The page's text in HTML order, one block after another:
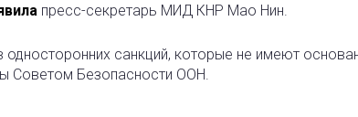
пресс-секретарь МИД КНР Мао Нин.
санкций, которые не имеют
Советом Безопасности ООН.